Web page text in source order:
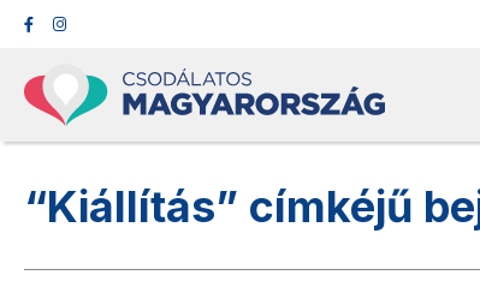
“Kiállítás” címkéjű